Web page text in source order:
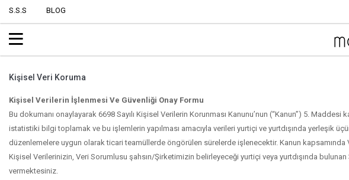
S.S.S BLOG
Kişisel Veri Koruma
Kişisel Verilerin İşlenmesi Ve Güvenliği Onay Formu
Bu dokumanı onaylayarak 6698 Sayılı Kişisel Verilerin Korunması Kanunu’nun (“Kanun”) 5.
istatistiki bilgi toplamak ve bu işlemlerin yapılması amacıyla verileri yurtiçi ve yurtdışında yerleşik
düzenlemelere uygun olarak ticari teamüllerde öngörülen sürelerde işlenecektir. Kanun
Kişisel Verilerinizin, Veri Sorumlusu şahsın/Şirketimizin belirleyeceği yurtiçi veya yurtdışında
vermektesiniz.